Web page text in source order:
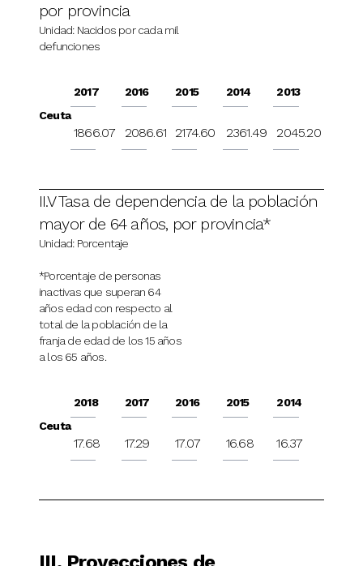
por provincia
Unidad: Nacidos por cada mil
defunciones
Ceuta
2017
1866.07
2016
2086.61
2015
2174.60
2014
2361.49
2013
2045.20
II.V Tasa de dependencia de la población
mayor de 64 años, por provincia*
Unidad: Porcentaje
*Porcentaje de personas
inactivas que superan 64
años edad con respecto al
total de la población de la
franja de edad de los 15 años
a los 65 años.
Ceuta
2018
17.68
2017
17.29
2016
17.07
2015
16.68
2014
16.37